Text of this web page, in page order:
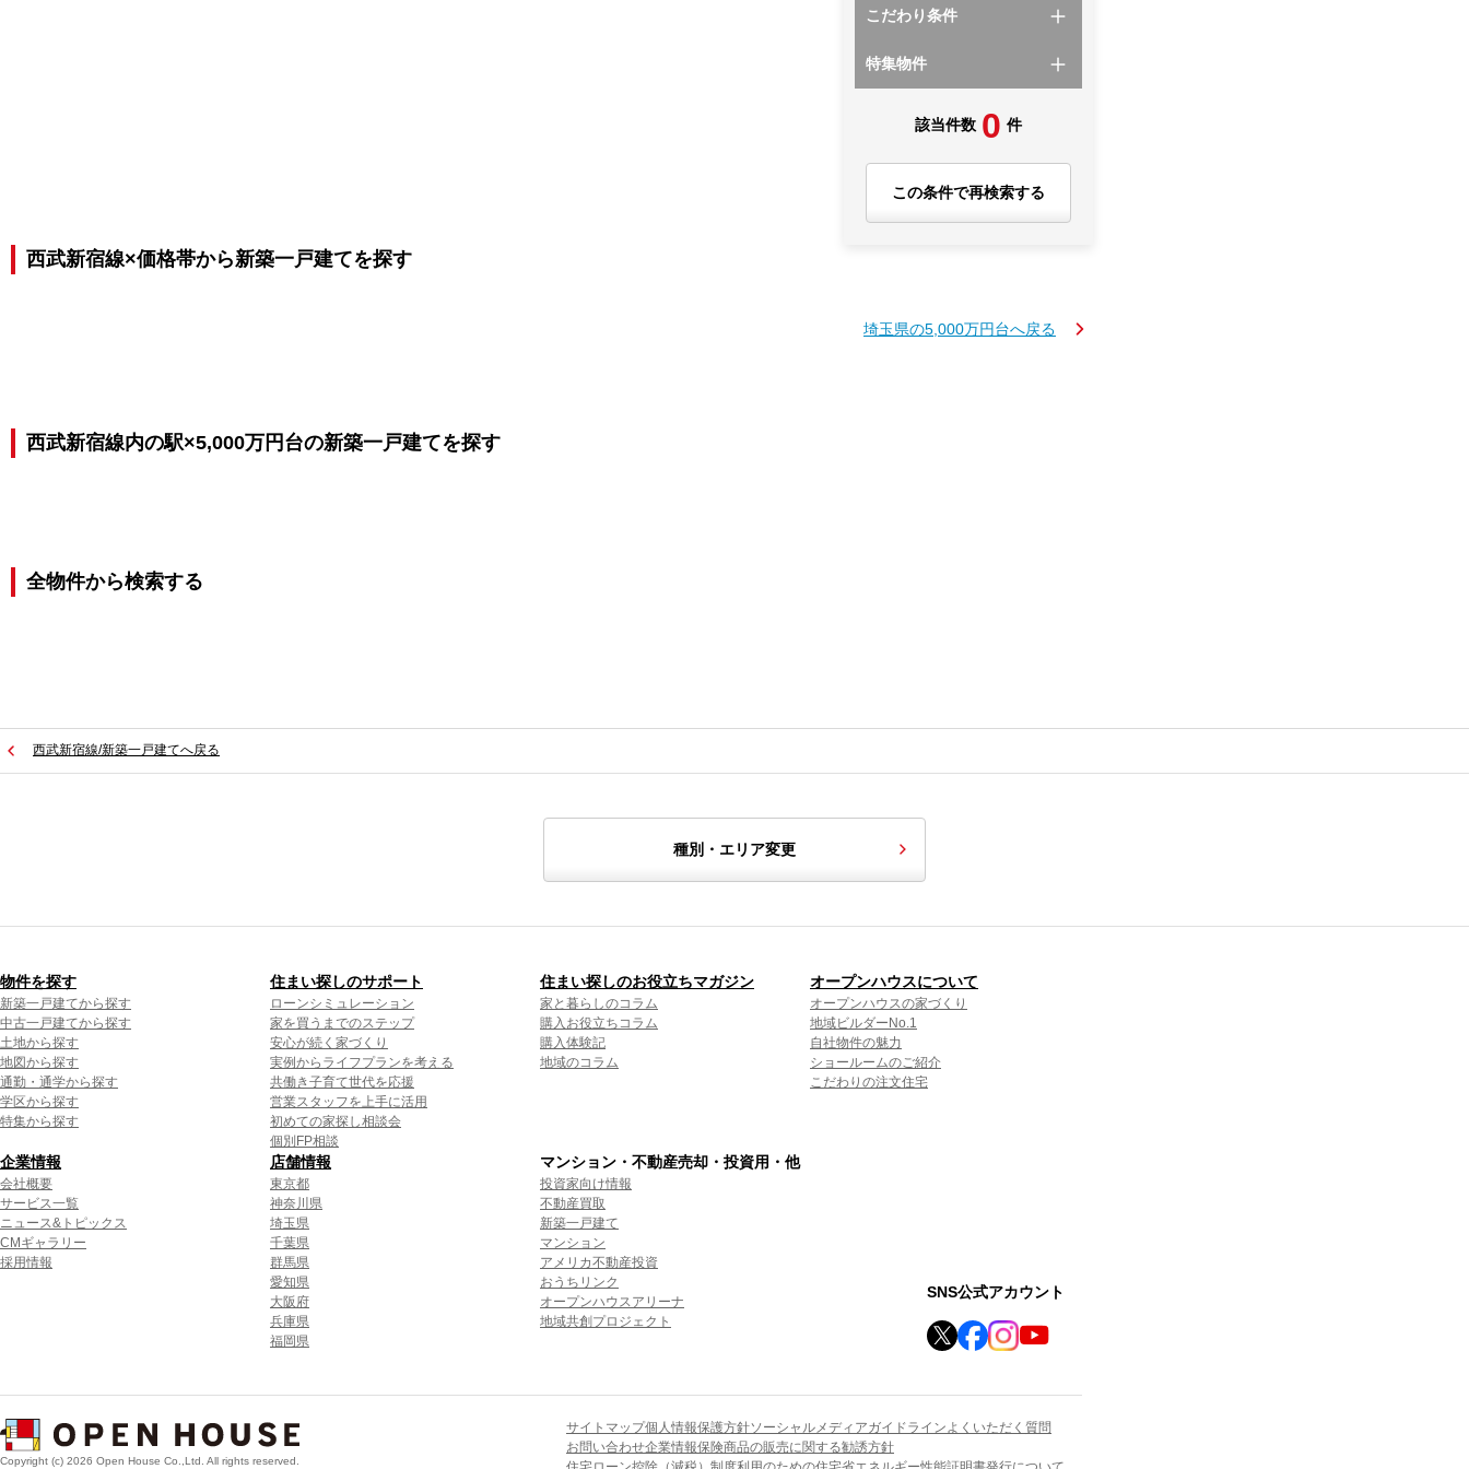
こだわり条件
特集物件
該当件数 0 件
この条件で再検索する
西武新宿線×価格帯から新築一戸建てを探す
埼玉県の5,000万円台へ戻る
西武新宿線内の駅×5,000万円台の新築一戸建てを探す
全物件から検索する
西武新宿線/新築一戸建てへ戻る
種別・エリア変更
物件を探す
新築一戸建てから探す
中古一戸建てから探す
土地から探す
地図から探す
通勤・通学から探す
学区から探す
特集から探す
住まい探しのサポート
ローンシミュレーション
家を買うまでのステップ
安心が続く家づくり
実例からライフプランを考える
共働き子育て世代を応援
営業スタッフを上手に活用
初めての家探し相談会
個別FP相談
住まい探しのお役立ちマガジン
家と暮らしのコラム
購入お役立ちコラム
購入体験記
地域のコラム
オープンハウスについて
オープンハウスの家づくり
地域ビルダーNo.1
自社物件の魅力
ショールームのご紹介
こだわりの注文住宅
企業情報
会社概要
サービス一覧
ニュース&トピックス
CMギャラリー
採用情報
店舗情報
東京都
神奈川県
埼玉県
千葉県
群馬県
愛知県
大阪府
兵庫県
福岡県
マンション・不動産売却・投資用・他
投資家向け情報
不動産買取
新築一戸建て
マンション
アメリカ不動産投資
おうちリンク
オープンハウスアリーナ
地域共創プロジェクト
SNS公式アカウント
Copyright (c) 2026 Open House Co.,Ltd. All rights reserved.
サイトマップ個人情報保護方針ソーシャルメディアガイドラインよくいただく質問
お問い合わせ企業情報保険商品の販売に関する勧誘方針